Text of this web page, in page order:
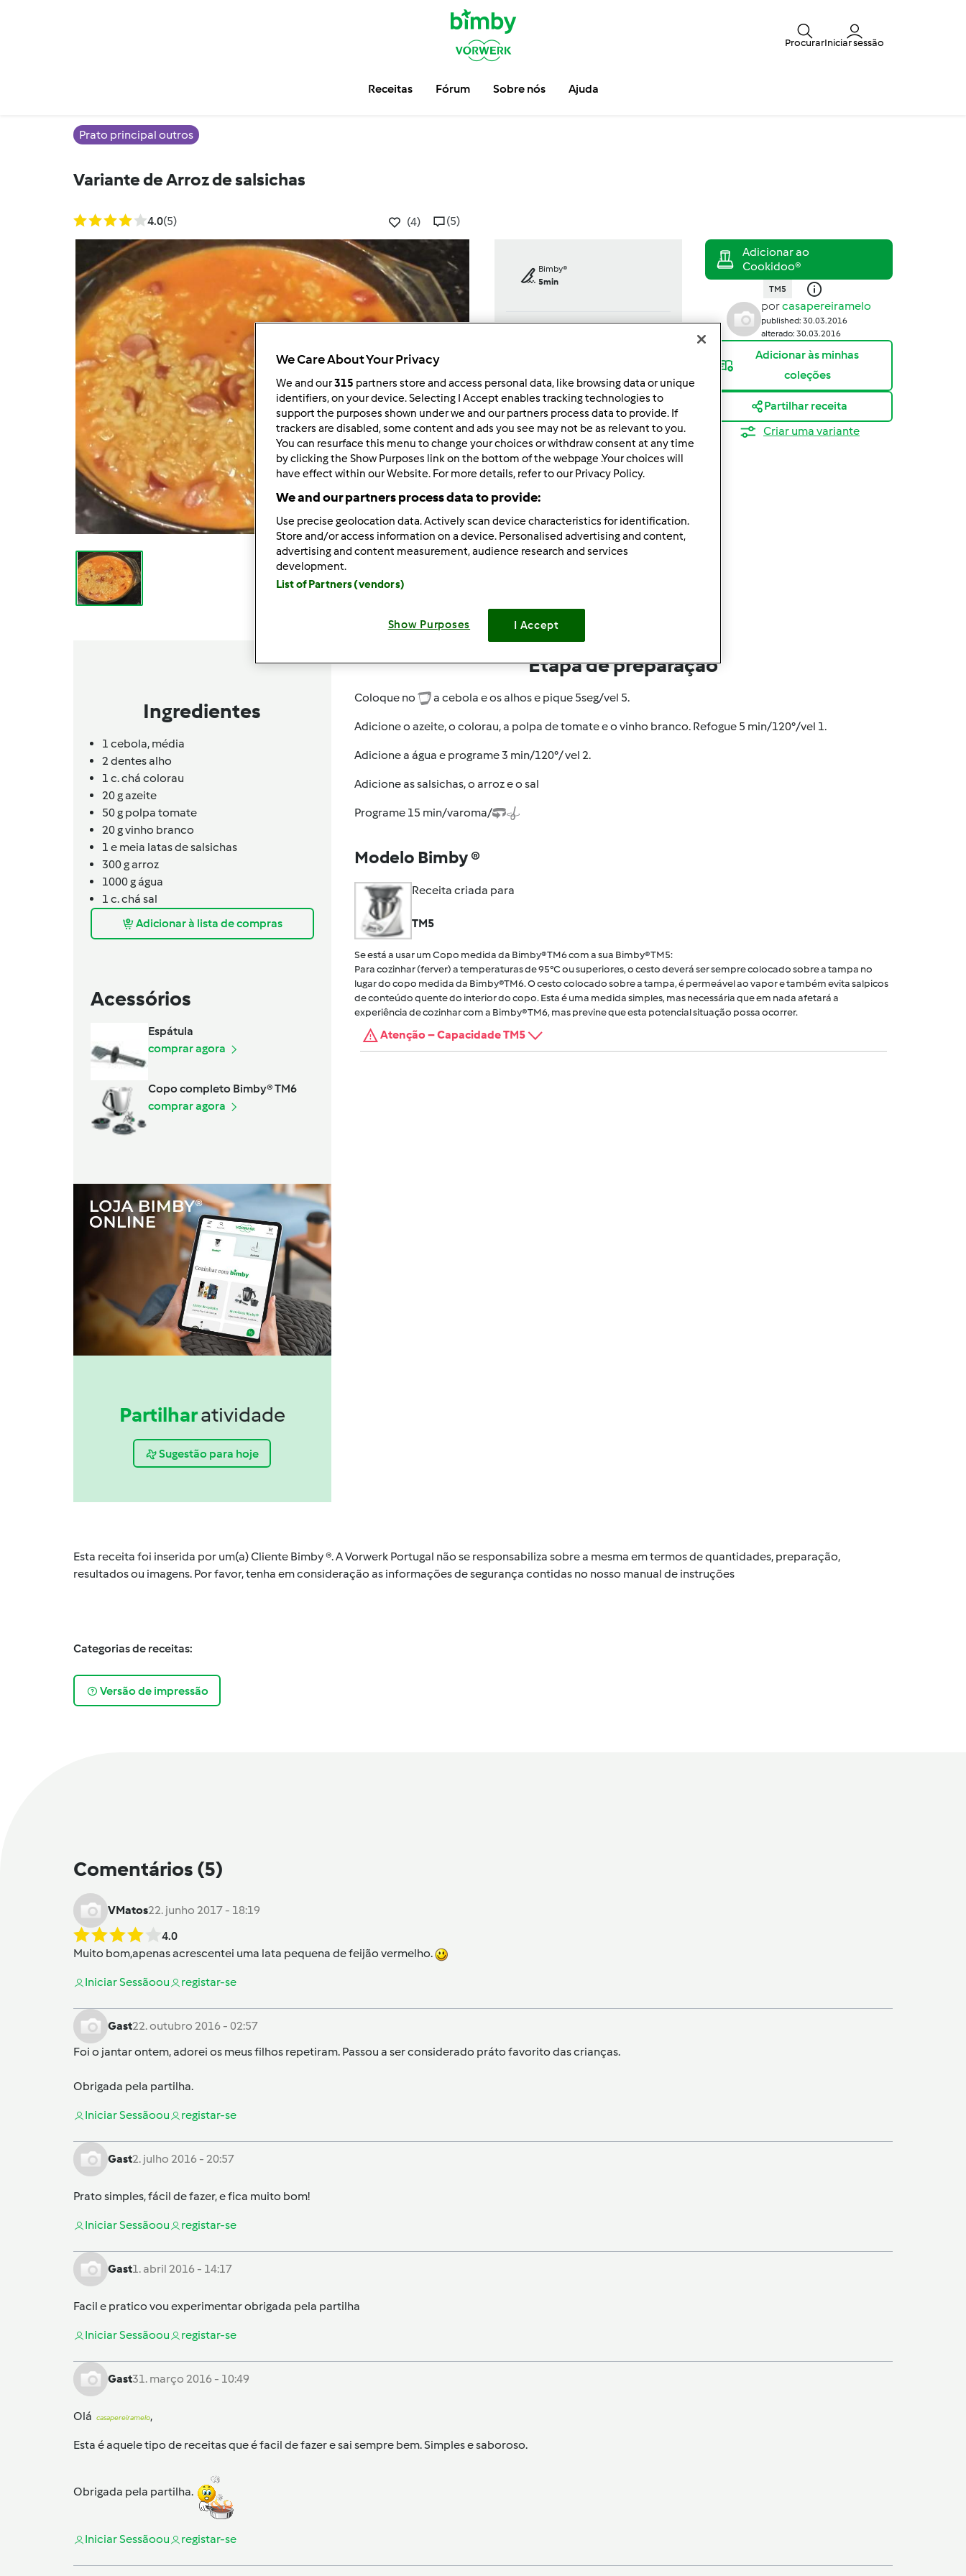
ProcurarIniciar sessão
Receitas Fórum Sobre nós Ajuda
Prato principal outros
Variante de Arroz de salsichas
4.0(5) (4) (5)
Bimby®
5min
dose/s
4dose/s
--
TM5
porcasapereiramelo
published: 30.03.2016
alterado: 30.03.2016
Adicionar às minhas
coleções
Partilhar receita
Criar uma variante
Ingredientes
1 cebola, média
2dentesalho
1 c. chá colorau
20gazeite
50g polpa tomate
20gvinho branco
1 e meia latas desalsichas
300garroz
1000gágua
1 c. chá sal
Adicionar à lista de compras
Acessórios
Espátula
comprar agora
Copo completo Bimby® TM6
comprar agora
Partilharatividade
Sugestão para hoje
Etapa de preparação
Coloque no a cebola e os alhos e pique 5seg/vel 5.
Adicione o azeite, o colorau, a polpa de tomate e o vinho branco. Refogue 5 min/120°/vel 1.
Adicione a água e programe 3 min/120°/ vel 2.
Adicione as salsichas, o arroz e o sal
Programe 15 min/varoma/
Modelo Bimby ®
Receita criada para
TM5
Se está a usar um Copo medida da Bimby® TM6 com a sua Bimby® TM5:
Para cozinhar (ferver) a temperaturas de 95°C ou superiores, o cesto deverá ser sempre colocado sobre a tampa no
lugar do copo medida da Bimby®TM6. O cesto colocado sobre a tampa, é permeável ao vapor e também evita salpicos
de conteúdo quente do interior do copo. Esta é uma medida simples, mas necessária que em nada afetará a
experiência de cozinhar com a Bimby® TM6, mas previne que esta potencial situação possa ocorrer.
Atenção – Capacidade TM5
Esta receita foi inserida por um(a) Cliente Bimby ®. A Vorwerk Portugal não se responsabiliza sobre a mesma em termos de quantidades, preparação,
resultados ou imagens. Por favor, tenha em consideração as informações de segurança contidas no nosso manual de instruções
Categorias de receitas:
Versão de impressão
Comentários (5)
VMatos22. junho 2017 - 18:19
4.0
Muito bom,apenas acrescentei uma lata pequena de feijão vermelho.
Iniciar Sessãoou registar-se
Gast22. outubro 2016 - 02:57
Foi o jantar ontem, adorei os meus filhos repetiram. Passou a ser considerado práto favorito das crianças.
Obrigada pela partilha.
Iniciar Sessãoou registar-se
Gast2. julho 2016 - 20:57
Prato simples, fácil de fazer, e fica muito bom!
Iniciar Sessãoou registar-se
Gast1. abril 2016 - 14:17
Facil e pratico vou experimentar obrigada pela partilha
Iniciar Sessãoou registar-se
Gast31. março 2016 - 10:49
Olá casapereiramelo,
Esta é aquele tipo de receitas que é facil de fazer e sai sempre bem. Simples e saboroso.
Obrigada pela partilha.
Iniciar Sessãoou registar-se
We Care About Your Privacy
We and our315 partners store and access personal data, like browsing data or unique
identifiers, on your device. Selecting I Accept enables tracking technologies to
support the purposes shown under we and our partners process data to provide. If
trackers are disabled, some content and ads you see may not be as relevant to you.
You can resurface this menu to change your choices or withdraw consent at any time
by clicking the Show Purposes link on the bottom of the webpage .Your choices will
have effect within our Website. For more details, refer to our Privacy Policy.
We and our partners process data to provide:
Use precise geolocation data. Actively scan device characteristics for identification.
Store and/or access information on a device. Personalised advertising and content,
advertising and content measurement, audience research and services
development.
List of Partners (vendors)
Show Purposes I Accept